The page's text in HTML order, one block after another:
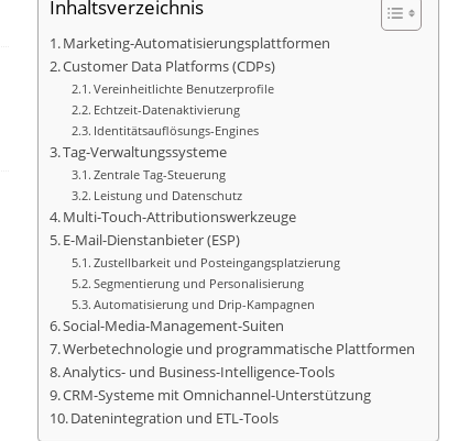
Inhaltsverzeichnis
Marketing-Automatisierungsplattformen
Customer Data Platforms (CDPs)
Vereinheitlichte Benutzerprofile
Echtzeit-Datenaktivierung
Identitätsauflösungs-Engines
Tag-Verwaltungssysteme
Zentrale Tag-Steuerung
Leistung und Datenschutz
Multi-Touch-Attributionswerkzeuge
E-Mail-Dienstanbieter (ESP)
Zustellbarkeit und Posteingangsplatzierung
Segmentierung und Personalisierung
Automatisierung und Drip-Kampagnen
Social-Media-Management-Suiten
Werbetechnologie und programmatische Plattformen
Analytics- und Business-Intelligence-Tools
CRM-Systeme mit Omnichannel-Unterstützung
Datenintegration und ETL-Tools